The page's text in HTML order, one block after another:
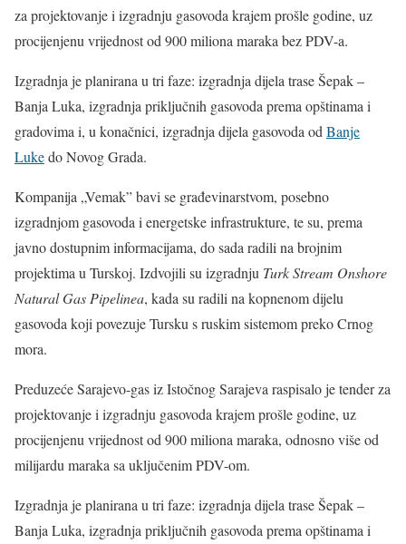
za projektovanje i izgradnju gasovoda krajem prošle godine, uz
procijenjenu vrijednost od 900 miliona maraka bez PDV-a.
Izgradnja je planirana u tri faze: izgradnja dijela trase Šepak –
Banja Luka, izgradnja priključnih gasovoda prema opštinama i
gradovima i, u konačnici, izgradnja dijela gasovoda od Banje
Lukedo Novog Grada.
Kompanija „Vemak” bavi se građevinarstvom, posebno
izgradnjom gasovoda i energetske infrastrukture, te su, prema
javno dostupnim informacijama, do sada radili na brojnim
projektima u Turskoj. Izdvojili su izgradnju Turk Stream Onshore
Natural Gas Pipelinea, kada su radili na kopnenom dijelu
gasovoda koji povezuje Tursku s ruskim sistemom preko Crnog
mora.
Preduzeće Sarajevo-gas iz Istočnog Sarajeva raspisalo je tender za
projektovanje i izgradnju gasovoda krajem prošle godine, uz
procijenjenu vrijednost od 900 miliona maraka, odnosno više od
milijardu maraka sa uključenim PDV-om.
Izgradnja je planirana u tri faze: izgradnja dijela trase Šepak –
Banja Luka, izgradnja priključnih gasovoda prema opštinama i